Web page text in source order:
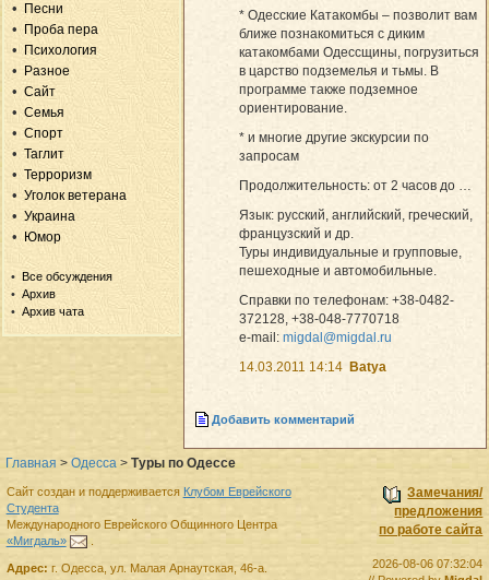
Песни
Проба пера
Психология
Разное
Сайт
Семья
Спорт
Таглит
Терроризм
Уголок ветерана
Украина
Юмор
Все обсуждения
Архив
Архив чата
* Одесские Катакомбы – позволит вам
ближе познакомиться с диким
катакомбами Одессщины, погрузиться
в царство подземелья и тьмы. В
программе также подземное
ориентирование.
* и многие другие экскурсии по
запросам
Продолжительность: от 2 часов до …
Язык: русский, английский, греческий,
французский и др.
Туры индивидуальные и групповые,
пешеходные и автомобильные.
Справки по телефонам: +38-0482-
372128, +38-048-7770718
e-mail: migdal@migdal.ru
14.03.2011 14:14 Batya
Добавить комментарий
Главная > Одесса > Туры по Одессе
Замечания/
предложения
по работе сайта
2026-08-06 07:32:04
Сайт создан и поддерживается Клубом Еврейского
Студента
Международного Еврейского Общинного Центра
«Мигдаль»
.
Адрес: г. Одесса, ул. Малая Арнаутская, 46-а.